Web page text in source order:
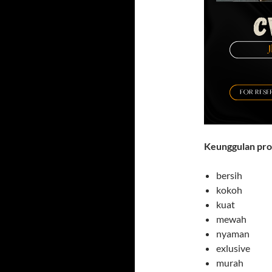
Keunggulan
bersih
kokoh
kuat
mewah
nyaman
exlusive
murah